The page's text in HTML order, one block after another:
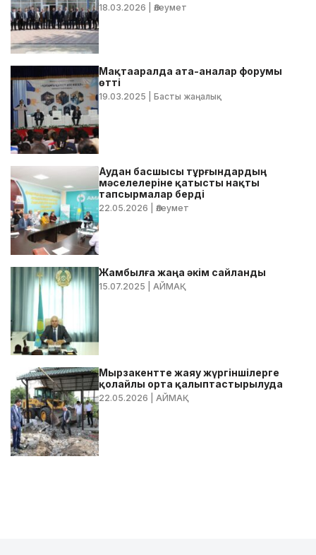
18.03.2026 | Әлеумет
Мақтааралда ата-аналар форумы
өтті
19.03.2025 | Басты жаңалық
Аудан басшысы тұрғындардың
мәселелеріне қатысты нақты
тапсырмалар берді
22.05.2026 | Әлеумет
Жамбылға жаңа әкім сайланды
15.07.2025 | АЙМАҚ
Мырзакентте жаяу жүргіншілерге
қолайлы орта қалыптастырылуда
22.05.2026 | АЙМАҚ